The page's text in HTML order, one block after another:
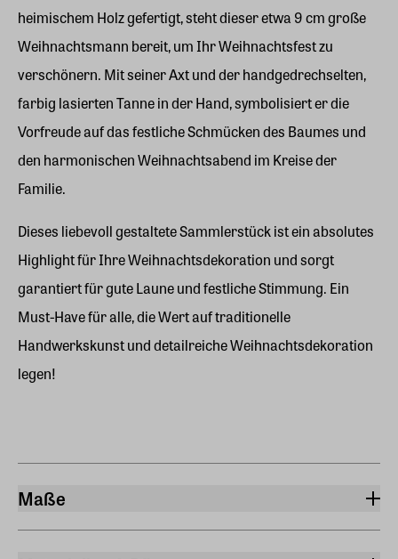
heimischem Holz gefertigt, steht dieser etwa 9 cm große
Weihnachtsmann bereit, um Ihr Weihnachtsfest zu
verschönern. Mit seiner Axt und der handgedrechselten,
farbig lasierten Tanne in der Hand, symbolisiert er die
Vorfreude auf das festliche Schmücken des Baumes und
den harmonischen Weihnachtsabend im Kreise der
Familie.
Dieses liebevoll gestaltete Sammlerstück ist ein absolutes
Highlight für Ihre Weihnachtsdekoration und sorgt
garantiert für gute Laune und festliche Stimmung. Ein
Must-Have für alle, die Wert auf traditionelle
Handwerkskunst und detailreiche Weihnachtsdekoration
legen!
Maße